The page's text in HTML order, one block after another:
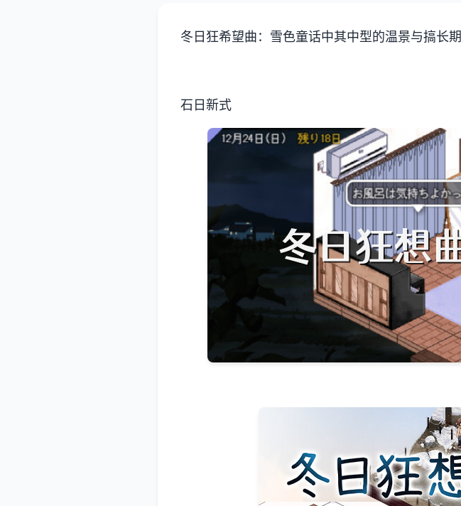
冬日狂希望曲：雪色童话中其中型的温景与搞长期
石日新式